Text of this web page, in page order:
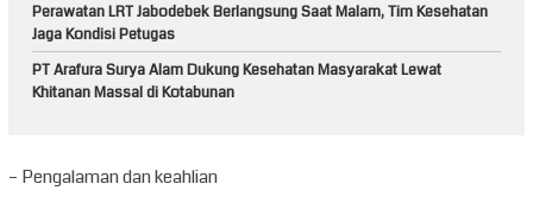
Perawatan LRT Jabodebek Berlangsung Saat Malam, Tim Kesehatan
Jaga Kondisi Petugas
PT Arafura Surya Alam Dukung Kesehatan Masyarakat Lewat
Khitanan Massal di Kotabunan
– Pengalaman dan keahlian